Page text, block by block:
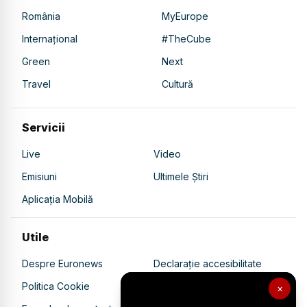
×
România
MyEurope
Internațional
#TheCube
Green
Next
Travel
Cultură
Servicii
Live
Video
Emisiuni
Ultimele Știri
Aplicația Mobilă
Utile
Despre Euronews
Declarație accesibilitate
Politica Cookie
Politica de confidențialitate